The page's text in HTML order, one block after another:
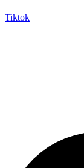
Tiktok